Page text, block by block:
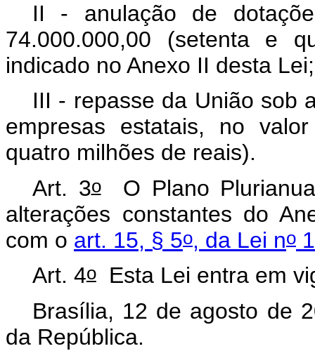
II - anulação de
74.000.000,00 (setenta e
indicado no Anexo II desta
III - repasse da União sob
empresas estatais, no
quatro milhões de reais).
Art. 3oO Plano
alterações constantes do
com o art. 15, § 5o, da Lei no
Art. 4oEsta Lei entra em
Brasília, 12 de agosto de
da República.